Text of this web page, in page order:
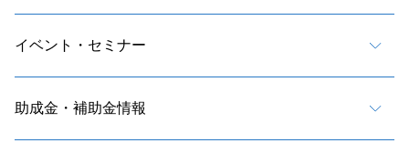
イベント・セミナー
助成金・補助金情報